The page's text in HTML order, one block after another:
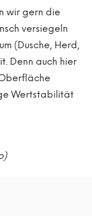
wir gern die
versiegeln
(Dusche, Herd,
Denn auch hier
Wertstabilität